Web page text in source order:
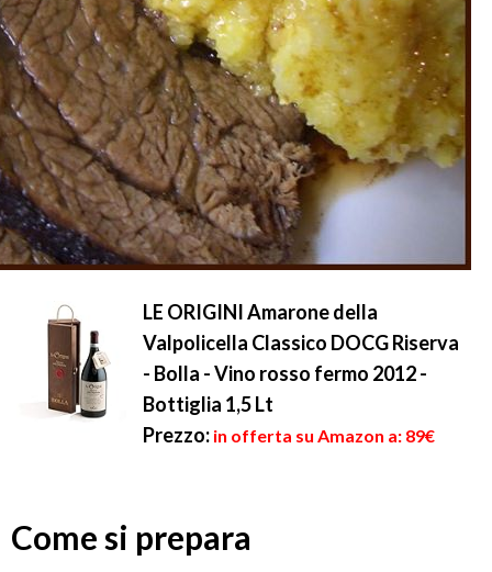
LE ORIGINI Amarone della
Valpolicella Classico DOCG Riserva
- Bolla - Vino rosso fermo 2012 -
Bottiglia 1,5 Lt
Prezzo: in offerta su Amazon a: 89€
Come si prepara